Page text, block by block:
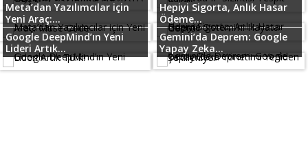
Meta’dan Yazılımcılar için
Yeni Araç:...
Hepiyi Sigorta, Anlık Hasar
Ödeme...
Google DeepMind’ın Yeni
Lideri Artık...
Gemini’da Deprem: Google
Yapay Zeka...